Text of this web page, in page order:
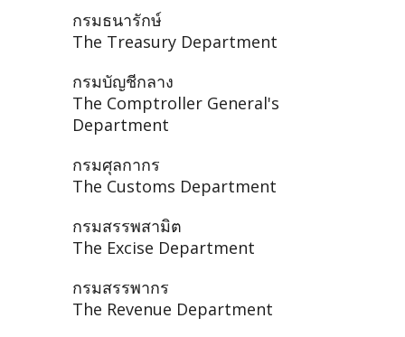
กรมธนารักษ์
The Treasury Department
กรมบัญชีกลาง
The Comptroller General's
Department
กรมศุลกากร
The Customs Department
กรมสรรพสามิต
The Excise Department
กรมสรรพากร
The Revenue Department